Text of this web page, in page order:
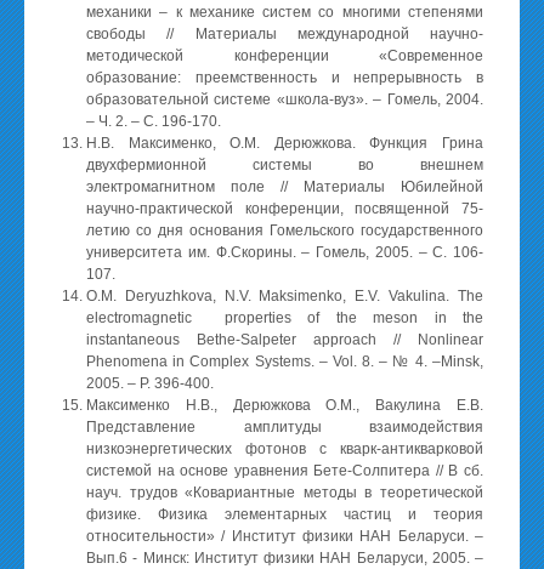
механики – к механике систем со многими степенями
свободы // Материалы международной научно-
методической конференции «Современное
образование: преемственность и непрерывность в
образовательной системе «школа-вуз». – Гомель, 2004.
– Ч. 2. – С. 196-170.
Н.В. Максименко, О.М. Дерюжкова. Функция Грина
двухфермионной системы во внешнем
электромагнитном поле // Материалы Юбилейной
научно-практической конференции, посвященной 75-
летию со дня основания Гомельского государственного
университета им. Ф.Скорины. – Гомель, 2005. – С. 106-
107.
O.M. Deryuzhkova, N.V. Maksimenko, E.V. Vakulina. The
electromagnetic properties of the meson in the
instantaneous Bethe-Salpeter approach // Nonlinear
Phenomena in Complex Systems. – Vol. 8. – № 4. –Minsk,
2005. – P. 396-400.
Максименко Н.В., Дерюжкова О.М., Вакулина Е.В.
Представление амплитуды взаимодействия
низкоэнергетических фотонов с кварк-антикварковой
системой на основе уравнения Бете-Солпитера // В сб.
науч. трудов «Ковариантные методы в теоретической
физике. Физика элементарных частиц и теория
относительности» / Институт физики НАН Беларуси. –
Вып.6 - Минск: Институт физики НАН Беларуси, 2005. –